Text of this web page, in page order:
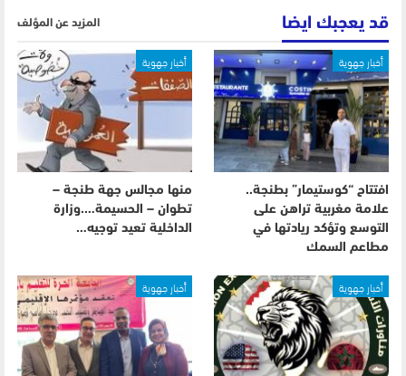
قد يعجبك ايضا المزيد عن المؤلف
أخبار جهوية
افتتاح “كوستيمار” بطنجة..
علامة مغربية تراهن على
التوسع وتؤكد ريادتها في
مطاعم السمك
أخبار جهوية
منها مجالس جهة طنجة –
تطوان – الحسيمة….وزارة
الداخلية تعيد توجيه…
أخبار جهوية أخبار جهوية